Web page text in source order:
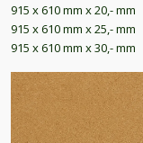
915 x 610 mm x 20,- mm
915 x 610 mm x 25,- mm
915 x 610 mm x 30,- mm